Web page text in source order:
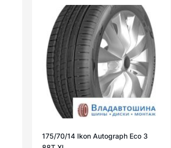
175/70/14 Ikon Autograph Eco 3